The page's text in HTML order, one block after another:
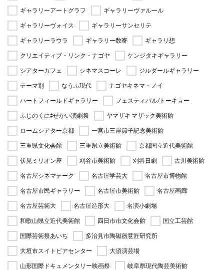
ギャラリーアートグラフ
ギャラリーヴァルール
ギャラリーヴォイス
ギャラリーサンセリテ
ギャラリーラウラ
ギャラリー数寄
ギャラリ想
クリエイティブ・リンク・ナゴヤ
ケンジタキギャラリー
シアターカフェ
シネマスコーレ
ジルダールギャラリー
テーマ別
なうふ現代
ナゴヤキネマ・ノイ
ハートフィールドギャラリー
フェスティバル/トーキョー
ふじのくに⇄せかい演劇祭
ヤマザキ マザック美術館
ロームシアター京都
一宮市三岸節子記念美術館
三重県文化会館
三重県立美術館
京都国立近代美術館
伏見ミリオン座
刈谷市美術館 刈谷日劇
古川美術館
名古屋シネマテーク
名古屋学芸大
名古屋市博物館
名古屋市民ギャラリー
名古屋市美術館
名古屋画廊
名古屋芸術大
名古屋造形大
名演小劇場
和歌山県立近代美術館
四日市市文化会館
国立工芸館
国際芸術祭あいち
多治見市陶磁器意匠研究所
大垣市スイトピアセンター
大須演芸場
山形国際ドキュメンタリー映画祭
岐阜県現代陶芸美術館